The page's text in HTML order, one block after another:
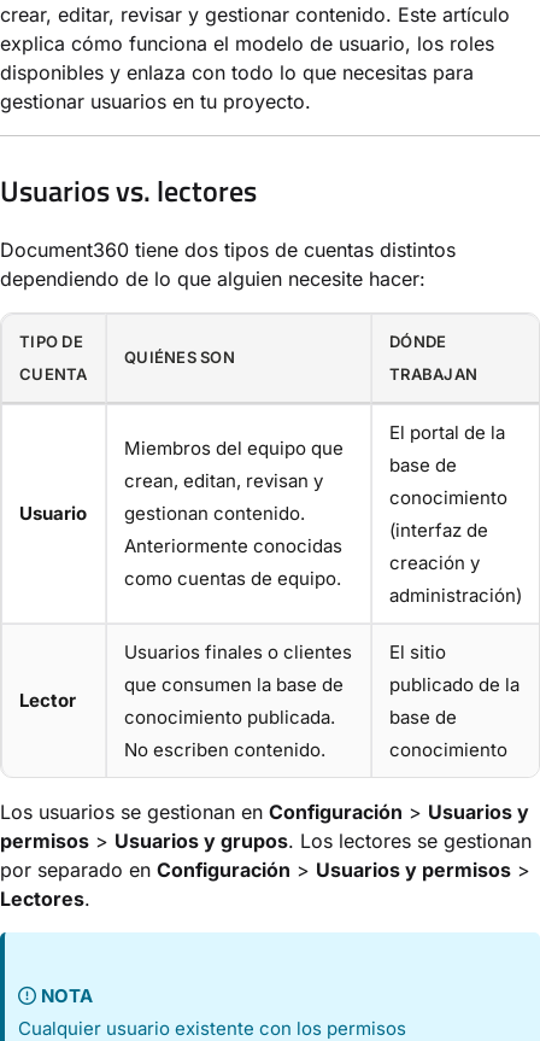
crear, editar, revisar y gestionar contenido. Este artículo
explica cómo funciona el modelo de usuario, los roles
disponibles y enlaza con todo lo que necesitas para
gestionar usuarios en tu proyecto.
Usuarios vs. lectores
Document360 tiene dos tipos de cuentas distintos
dependiendo de lo que alguien necesite hacer:
TIPO DE
CUENTA
QUIÉNES SON
DÓNDE
TRABAJAN
Usuario
Miembros del equipo que
crean, editan, revisan y
gestionan contenido.
Anteriormente conocidas
como cuentas de equipo.
El portal de la
base de
conocimiento
(interfaz de
creación y
administración)
Lector
Usuarios finales o clientes
que consumen la base de
conocimiento publicada.
No escriben contenido.
El sitio
publicado de la
base de
conocimiento
Los usuarios se gestionan en Configuración > Usuarios y
permisos > Usuarios y grupos. Los lectores se gestionan
por separado en Configuración > Usuarios y permisos >
Lectores.
NOTA
Cualquier usuario existente con los permisos